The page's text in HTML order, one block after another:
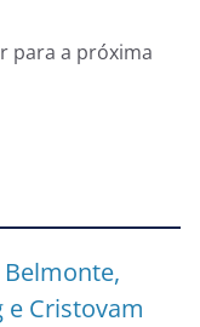
para a próxima
e Cristovam